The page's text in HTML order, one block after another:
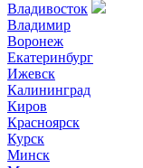
Владивосток
Владимир
Воронеж
Екатеринбург
Ижевск
Калининград
Киров
Красноярск
Курск
Минск